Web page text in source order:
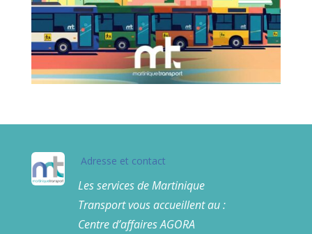
Adresse et contact
Les services de Martinique
Transport vous accueillent au :
Centre d’affaires AGORA